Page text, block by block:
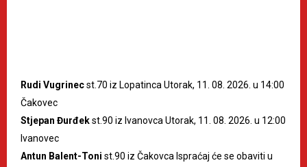
Rudi Vugrinecst.70 iz Lopatinca Utorak, 11. 08. 2026. u 14:00
Čakovec
Stjepan Đurđekst.90 iz Ivanovca Utorak, 11. 08. 2026. u 12:00
Ivanovec
Antun Balent-Toni st.90 iz Čakovca Ispraćaj će se obaviti u